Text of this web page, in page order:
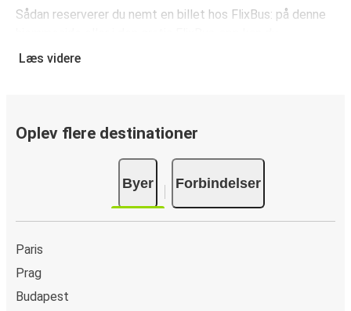
Sådan reserverer du nemt en billet hos FlixBus: på denne
gennemføre din reservation med få klik. Når du køber din
ombord eller ved et salgssted.
Læs videre
Oplev flere destinationer
Byer Forbindelser
Paris
Prag
Budapest